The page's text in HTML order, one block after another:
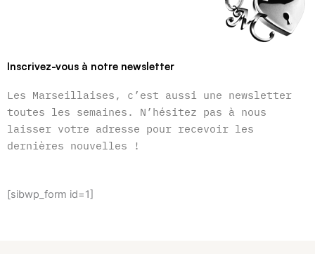
Inscrivez-vous à notre newsletter
Les Marseillaises, c’est aussi une newsletter
toutes les semaines. N’hésitez pas à nous
laisser votre adresse pour recevoir les
dernières nouvelles !
[sibwp_form id=1]